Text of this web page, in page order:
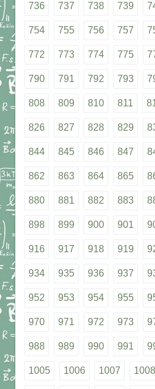
736 737 738 739
754 755 756 757
772 773 774 775
790 791 792 793
808 809 810 811
826 827 828 829
844 845 846 847
862 863 864 865
880 881 882 883
898 899 900 901
916 917 918 919
934 935 936 937
952 953 954 955
970 971 972 973
988 989 990 991
1005 1006 1007 1008